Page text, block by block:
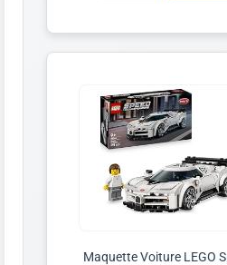
Maquette Voiture LEGO